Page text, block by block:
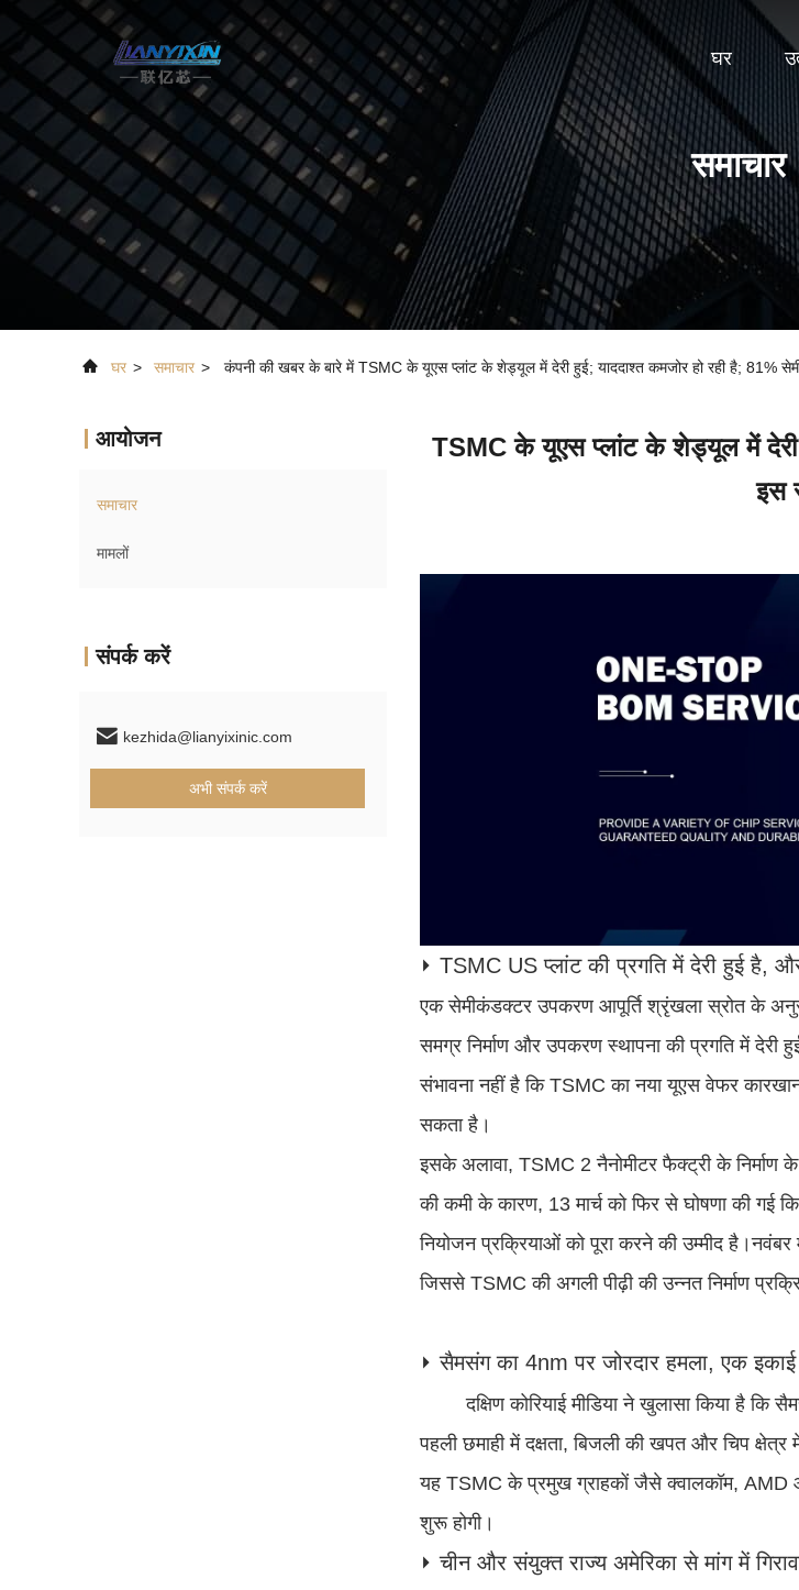
घर
समाचार
घर > समाचार > कंपनी की खबर के बारे में TSMC के यूएस प्लांट के शेड्यूल में देरी हुई; याददाश्त कमजोर हो रही है; 81%
आयोजन
समाचार
मामलों
संपर्क करें
kezhida@lianyixinic.com
अभी संपर्क करें
TSMC के यूएस प्लांट के शेड्यूल में देरी
इस
⏵ TSMC US प्लांट की प्रगति में देरी हुई है,
एक सेमीकंडक्टर उपकरण आपूर्ति श्रृंखला स्रोत के
समग्र निर्माण और उपकरण स्थापना की प्रगति में देरी
संभावना नहीं है कि TSMC का नया यूएस वेफर
सकता है।
इसके अलावा, TSMC 2 नैनोमीटर फैक्ट्री के निर्माण
की कमी के कारण, 13 मार्च को फिर से घोषणा की गई
नियोजन प्रक्रियाओं को पूरा करने की उम्मीद है।नवंबर
जिससे TSMC की अगली पीढ़ी की उन्नत निर्माण
⏵ सैमसंग का 4nm पर जोरदार हमला, एक इकाई
दक्षिण कोरियाई मीडिया ने खुलासा किया है
पहली छमाही में दक्षता, बिजली की खपत और चिप
यह TSMC के प्रमुख ग्राहकों जैसे क्वालकॉम,
शुरू होगी।
⏵ चीन और संयुक्त राज्य अमेरिका से मांग में